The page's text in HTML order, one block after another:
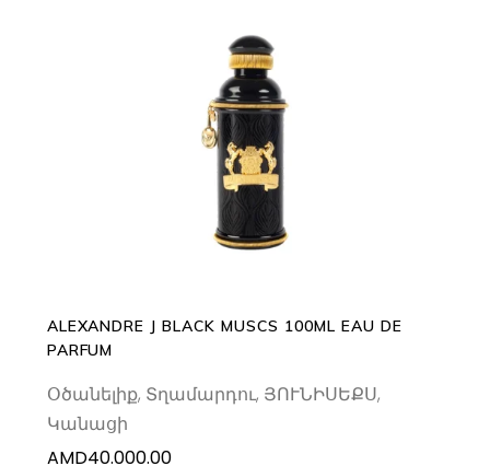
ADD TO CART
ALEXANDRE J BLACK MUSCS 100ML EAU DE
PARFUM
Օծանելիք, Տղամարդու, ՅՈՒՆԻՍԵՔՍ,
Կանացի
AMD40.000.00